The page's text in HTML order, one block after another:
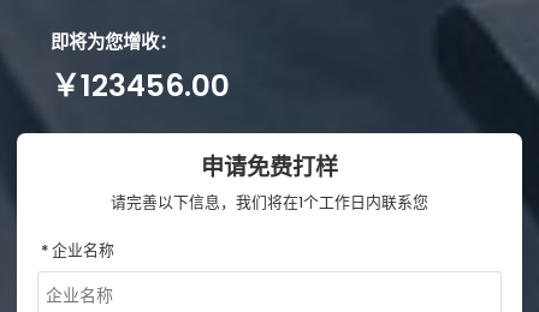
即将为您增收：
￥123456.00
申请免费打样
请完善以下信息，我们将在1个工作日内联系您
企业名称